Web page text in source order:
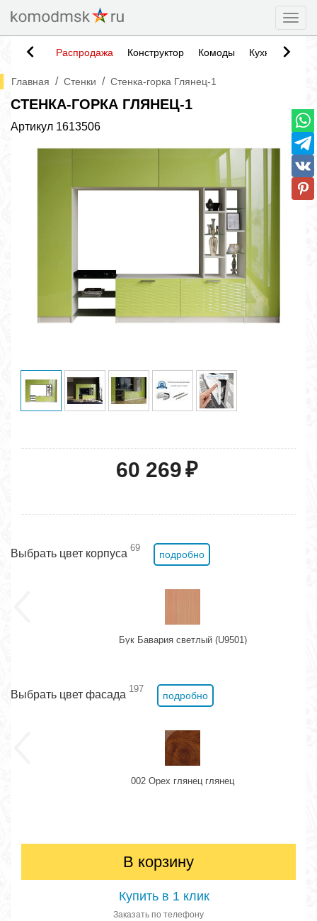
Распродажа Конструктор Комоды Кухни
Главная / Стенки / Стенка-горка Глянец-1
СТЕНКА-ГОРКА ГЛЯНЕЦ-1
Артикул 1613506
60 269₽
Выбрать цвет корпуса 69
подробно
Бук Бавария светлый (U9501)
Выбрать цвет фасада 197
подробно
002 Орех глянец глянец
В корзину
Купить в 1 клик
Заказать по телефону